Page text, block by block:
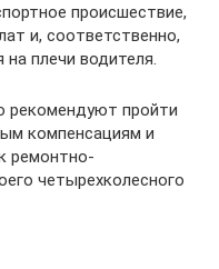
происшествие,
и, соответственно,
плечи водителя.
рекомендуют пройти
компенсациям и
ремонтно-
четырехколесного